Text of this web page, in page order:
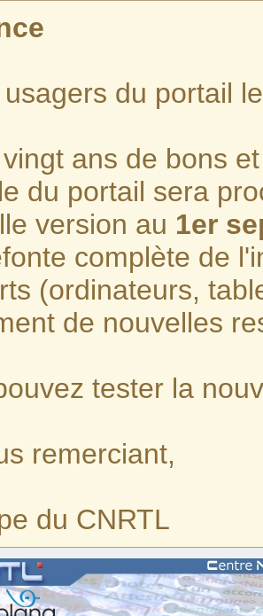
du portail
ans de bons
du portail sera
version au 1er
complète de
(ordinateurs,
de nouvelles
tester la
remerciant,
du CNRTL